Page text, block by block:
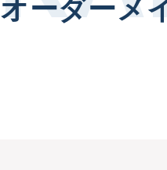
オーダーメ